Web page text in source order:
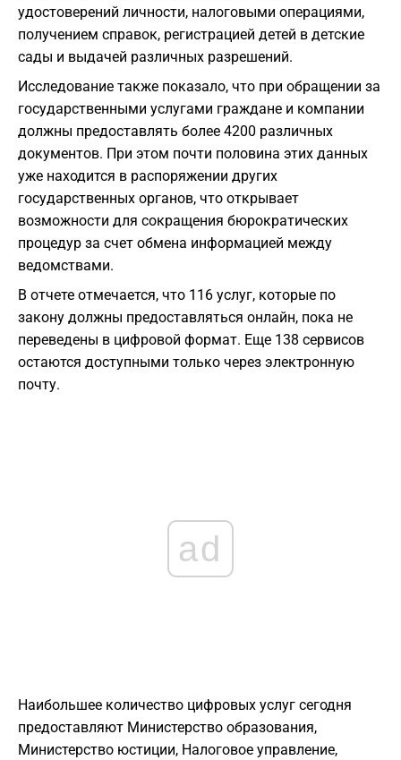
удостоверений личности, налоговыми операциями,
получением справок, регистрацией детей в детские
сады и выдачей различных разрешений.
Исследование также показало, что при обращении за
государственными услугами граждане и компании
должны предоставлять более 4200 различных
документов. При этом почти половина этих данных
уже находится в распоряжении других
государственных органов, что открывает
возможности для сокращения бюрократических
процедур за счет обмена информацией между
ведомствами.
В отчете отмечается, что 116 услуг, которые по
закону должны предоставляться онлайн, пока не
переведены в цифровой формат. Еще 138 сервисов
остаются доступными только через электронную
почту.
ad
Наибольшее количество цифровых услуг сегодня
предоставляют Министерство образования,
Министерство юстиции, Налоговое управление,